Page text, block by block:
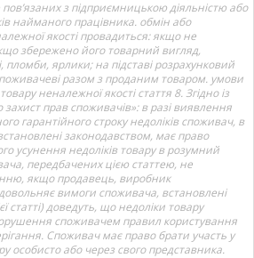
з підприємницькою діяльністю або
найманого працівника. обмін або
якості провадиться: якщо не
збережено його товарний вигляд,
пломби, ярлики; на підставі розрахунковий
разом з проданим товаром. умови
неналежної якості стаття 8. Згідно із
прав споживачів»: в разі виявлення
гарантійного строку недоліків споживач, в
законодавством, має право
усунення недоліків товару в розумний
передбачених цією статтею, не
якщо продавець, виробник
вимоги споживача, встановлені
статті) доведуть, що недоліки товару
споживачем правил користування
Споживач має право брати участь у
особисто або через свого представника.